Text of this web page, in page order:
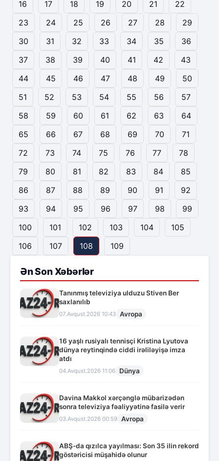
16 17 18 19 20 21
22
23
24 25 26 27 28
29
30
31 32 33 34 35
36
37
38 39 40 41 42
43
44
45 46 47 48 49
50
51
52 53 54 55 56
57
58
59 60 61 62 63
64
65
66 67 68 69 70
71
72
73 74 75 76 77
78
79
80 81 82 83 84
85
86
87 88 89 90 91
92
93
94 95 96 97 98
99
100
101 102 103 104
105
106
107 108 109
Ən Son Xəbərlər
Tanınmış televiziya ulduzu Stiven Ber
saxlanılıb
07.Avqust.2026 10:43 Avropa
16 yaşlı rusiyalı tennisçi Kristina Lyutova
dünya reytinqində ciddi irəliləyişə imza
atdı
04.Avqust.2026 11:06 Dünya
Davina Makkol xərçənglə mübarizədən
sonra televiziya fəaliyyətinə fasilə verir
03.Avqust.2026 00:59 Avropa
ABŞ-da qızılca yayılması: Son 35 ilin rekord
göstəricisi müşahidə olunur